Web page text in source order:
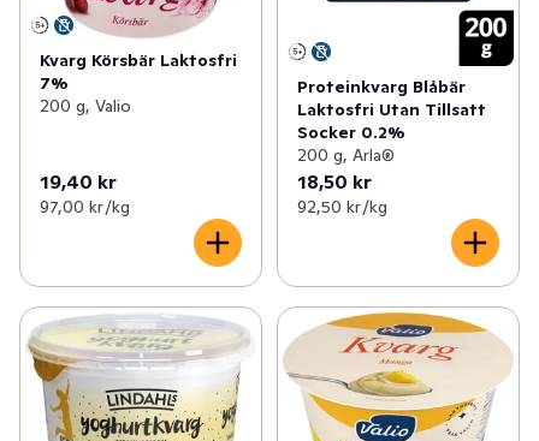
Kvarg Körsbär Laktosfri
7%
200 g, Valio
19,40 kr
97,00 kr /kg
Proteinkvarg Blåbär
Laktosfri Utan Tillsatt
Socker 0.2%
200 g, Arla®
18,50 kr
92,50 kr /kg